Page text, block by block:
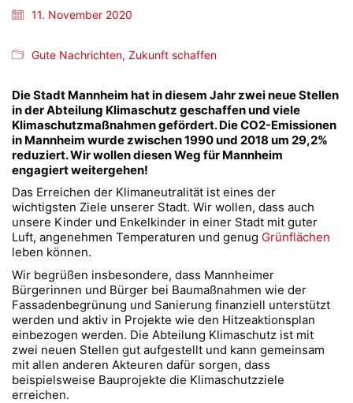
11. November 2020
Gute Nachrichten, Zukunft schaffen
Die Stadt Mannheim hat in diesem Jahr zwei neue Stellen
in der Abteilung Klimaschutz geschaffen und viele
Klimaschutzmaßnahmen gefördert. Die CO2-Emissionen
in Mannheim wurde zwischen 1990 und 2018 um 29,2%
reduziert. Wir wollen diesen Weg für Mannheim
engagiert weitergehen!
Das Erreichen der Klimaneutralität ist eines der
wichtigsten Ziele unserer Stadt. Wir wollen, dass auch
unsere Kinder und Enkelkinder in einer Stadt mit guter
Luft, angenehmen Temperaturen und genug Grünflächen
leben können.
Wir begrüßen insbesondere, dass Mannheimer
Bürgerinnen und Bürger bei Baumaßnahmen wie der
Fassadenbegrünung und Sanierung finanziell unterstützt
werden und aktiv in Projekte wie den Hitzeaktionsplan
einbezogen werden. Die Abteilung Klimaschutz ist mit
zwei neuen Stellen gut aufgestellt und kann gemeinsam
mit allen anderen Akteuren dafür sorgen, dass
beispielsweise Bauprojekte die Klimaschutzziele
erreichen.